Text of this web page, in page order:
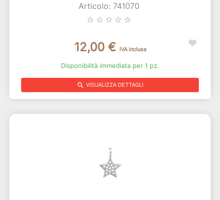
Articolo: 741070
star_border star_border star_border star_border star_border
12,00 € IVA inclusa
Disponibilità immediata per 1 pz.
search VISUALIZZA DETTAGLI